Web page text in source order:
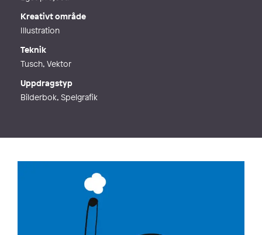
Kreativt område
Illustration
Teknik
Tusch, Vektor
Uppdragstyp
Bilderbok, Spelgrafik